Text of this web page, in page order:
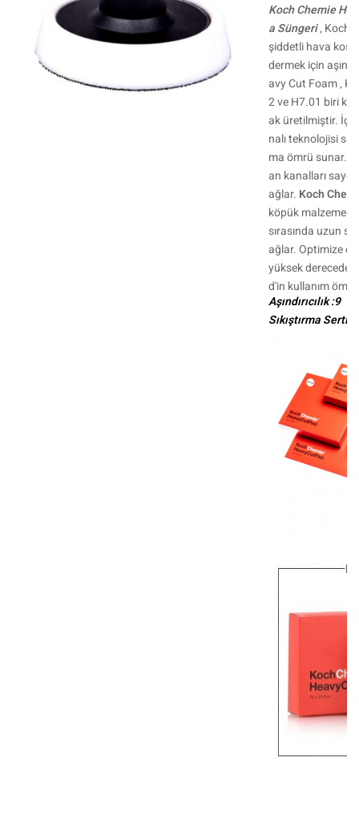
Koch Chemie
a Süngeri, Koch
şiddetli hava
dermek için
avy Cut Foam ,
2 ve H7.01 biri
ak üretilmiştir.
nalı teknolojisi
ma ömrü sunar.
an kanalları
ağlar. Koch
köpük
sırasında uzun
ağlar. Optimize
yüksek derecede
d'in kullanım
Aşındırıcılık :9
Sıkıştırma